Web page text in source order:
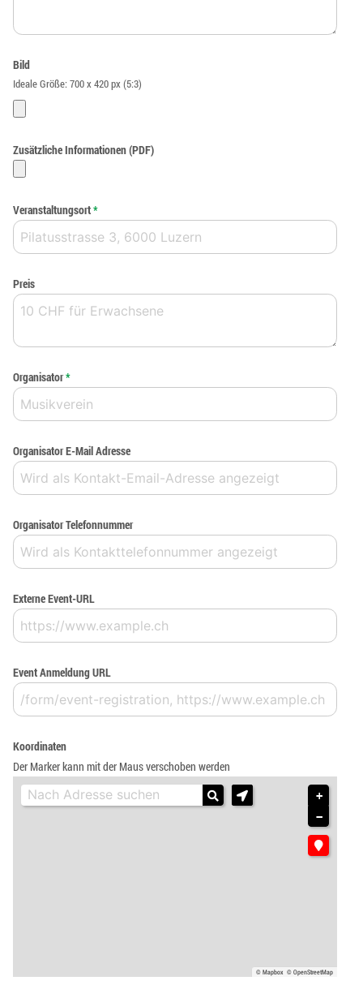
Bild
Ideale Größe: 700 x 420 px (5:3)
Zusätzliche Informationen (PDF)
Veranstaltungsort*
Preis
Organisator*
Organisator E-Mail Adresse
Organisator Telefonnummer
Externe Event-URL
Event Anmeldung URL
Koordinaten
Der Marker kann mit der Maus verschoben werden
+
−
© Mapbox © OpenStreetMap